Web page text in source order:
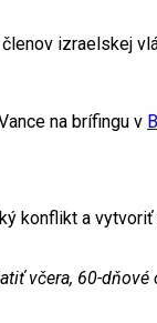
izraelskej
na brífingu v
konflikt a
včera, 60-